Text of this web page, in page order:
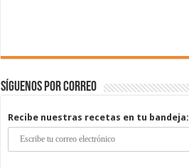
Síguenos por correo
Recibe nuestras recetas en tu bandeja: